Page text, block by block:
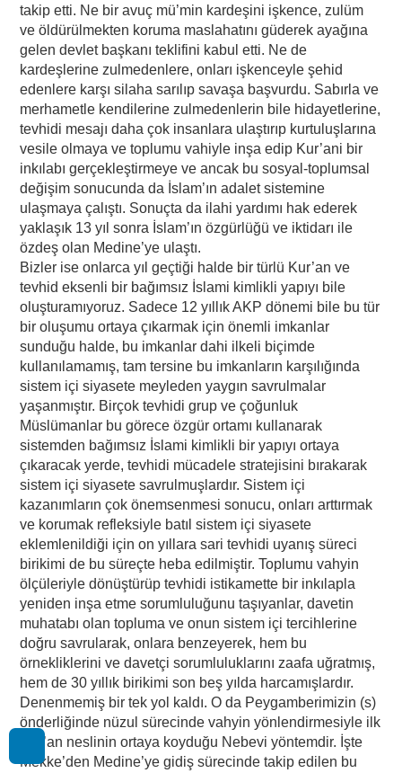
takip etti. Ne bir avuç mü’min kardeşini işkence, zulüm
ve öldürülmekten koruma maslahatını güderek ayağına
gelen devlet başkanı teklifini kabul etti. Ne de
kardeşlerine zulmedenlere, onları işkenceyle şehid
edenlere karşı silaha sarılıp savaşa başvurdu. Sabırla ve
merhametle kendilerine zulmedenlerin bile hidayetlerine,
tevhidi mesajı daha çok insanlara ulaştırıp kurtuluşlarına
vesile olmaya ve toplumu vahiyle inşa edip Kur’ani bir
inkılabı gerçekleştirmeye ve ancak bu sosyal-toplumsal
değişim sonucunda da İslam’ın adalet sistemine
ulaşmaya çalıştı. Sonuçta da ilahi yardımı hak ederek
yaklaşık 13 yıl sonra İslam’ın özgürlüğü ve iktidarı ile
özdeş olan Medine’ye ulaştı.
Bizler ise onlarca yıl geçtiği halde bir türlü Kur’an ve
tevhid eksenli bir bağımsız İslami kimlikli yapıyı bile
oluşturamıyoruz. Sadece 12 yıllık AKP dönemi bile bu tür
bir oluşumu ortaya çıkarmak için önemli imkanlar
sunduğu halde, bu imkanlar dahi ilkeli biçimde
kullanılamamış, tam tersine bu imkanların karşılığında
sistem içi siyasete meyleden yaygın savrulmalar
yaşanmıştır. Birçok tevhidi grup ve çoğunluk
Müslümanlar bu görece özgür ortamı kullanarak
sistemden bağımsız İslami kimlikli bir yapıyı ortaya
çıkaracak yerde, tevhidi mücadele stratejisini bırakarak
sistem içi siyasete savrulmuşlardır. Sistem içi
kazanımların çok önemsenmesi sonucu, onları arttırmak
ve korumak refleksiyle batıl sistem içi siyasete
eklemlenildiği için on yıllara sari tevhidi uyanış süreci
birikimi de bu süreçte heba edilmiştir. Toplumu vahyin
ölçüleriyle dönüştürüp tevhidi istikamette bir inkılapla
yeniden inşa etme sorumluluğunu taşıyanlar, davetin
muhatabı olan topluma ve onun sistem içi tercihlerine
doğru savrularak, onlara benzeyerek, hem bu
örnekliklerini ve davetçi sorumluluklarını zaafa uğratmış,
hem de 30 yıllık birikimi son beş yılda harcamışlardır.
Denenmemiş bir tek yol kaldı. O da Peygamberimizin (s)
önderliğinde nüzul sürecinde vahyin yönlendirmesiyle ilk
Kur’an neslinin ortaya koyduğu Nebevi yöntemdir. İşte
Mekke’den Medine’ye gidiş sürecinde takip edilen bu